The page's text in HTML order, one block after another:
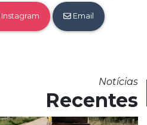
Instagram Email
Notícias
Recentes